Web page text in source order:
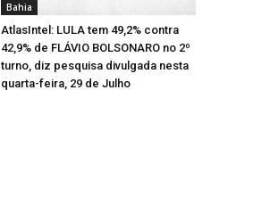
Bahia
AtlasIntel: LULA tem 49,2% contra
42,9% de FLÁVIO BOLSONARO no 2º
turno, diz pesquisa divulgada nesta
quarta-feira, 29 de Julho